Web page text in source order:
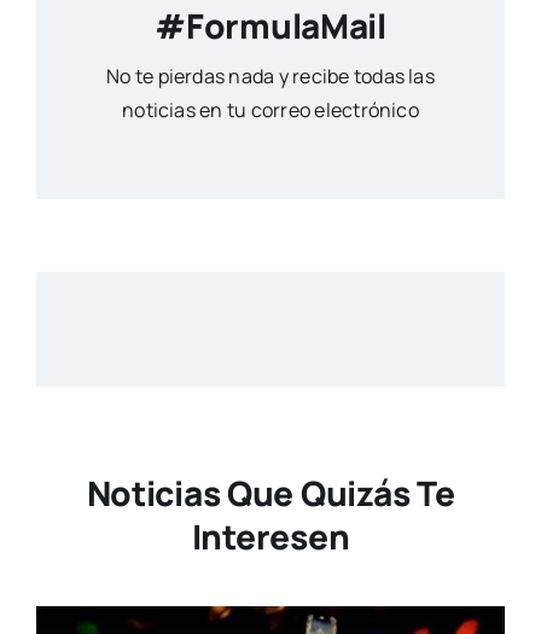
#FormulaMail
No te pierdas nada y recibe todas las
noticias en tu correo electrónico
Noticias Que Quizás Te
Interesen